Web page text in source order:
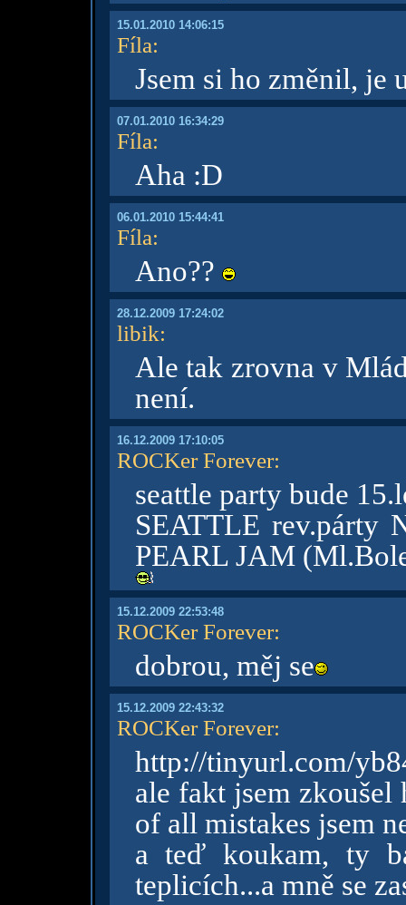
15.01.2010 14:06:15
Fíla:
Jsem si ho změnil, je
07.01.2010 16:34:29
Fíla:
Aha :D
06.01.2010 15:44:41
Fíla:
Ano??
28.12.2009 17:24:02
libik:
Ale tak zrovna v
není.
16.12.2009 17:10:05
ROCKer Forever:
seattle party bude
SEATTLE rev.párty
PEARL JAM
15.12.2009 22:53:48
ROCKer Forever:
dobrou, měj se
15.12.2009 22:43:32
ROCKer Forever:
http://tinyurl.com/
ale fakt jsem
of all mistakes jsem
a teď koukam, ty
teplicích...a mně se